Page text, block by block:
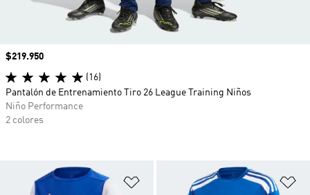
Añadir a la lista de deseos
Precio
$219.950
(16)
Pantalón de Entrenamiento Tiro 26 League Training Niños
Niño Performance
2 colores